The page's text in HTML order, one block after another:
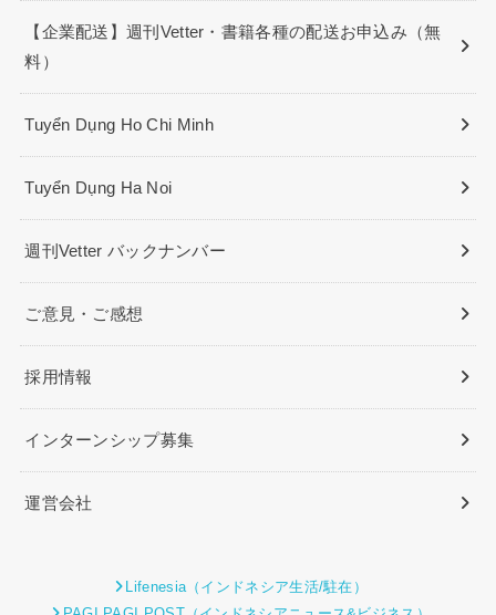
【企業配送】週刊Vetter・書籍各種の配送お申込み（無
料）
Tuyển Dụng Ho Chi Minh
Tuyển Dụng Ha Noi
週刊Vetter バックナンバー
ご意見・ご感想
採用情報
インターンシップ募集
運営会社
Lifenesia（インドネシア生活/駐在）